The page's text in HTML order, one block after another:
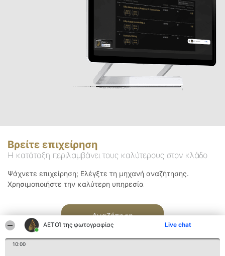
ΑΕΤΟΊ της φωτογραφίας Live chat
10:00
Βρείτε επιχείρηση
Η κατάταξη περιλαμβάνει τους καλύτερους στον κλάδο
Ψάχνετε επιχείρηση; Ελέγξτε τη μηχανή αναζήτησης.
Χρησιμοποιήστε την καλύτερη υπηρεσία
Αναζήτηση